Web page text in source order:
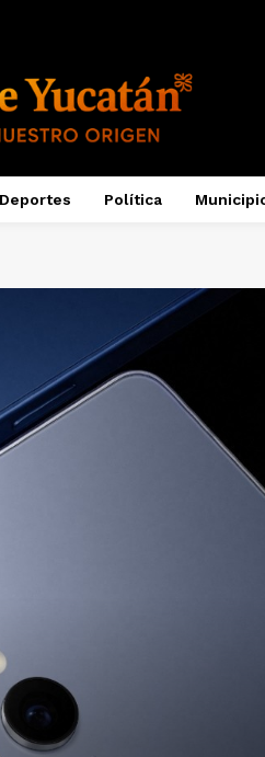
Deportes Política